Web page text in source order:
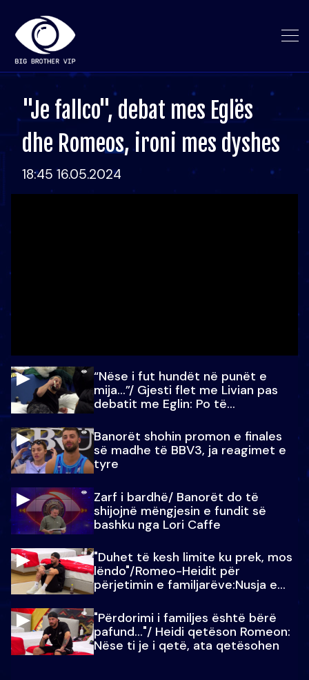
"Je fallco", debat mes Eglës
dhe Romeos, ironi mes dyshes
18:45 16.05.2024
“Nëse i fut hundët në punët e
mija…”/ Gjesti flet me Livian pas
debatit me Eglin: Po të
Banorët shohin promon e finales
së madhe të BBV3, ja reagimet e
tyre
Zarf i bardhë/ Banorët do të
shijojnë mëngjesin e fundit së
bashku nga Lori Caffe
"Duhet të kesh limite ku prek, mos
lëndo"/Romeo-Heidit për
përjetimin e familjarëve:Nusja e
"Përdorimi i familjes është bërë
pafund…"/ Heidi qetëson Romeon:
Nëse ti je i qetë, ata qetësohen